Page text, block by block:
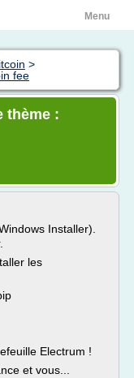
Menu
>
fee
thème :
Installer).
les
Electrum !
et vous...